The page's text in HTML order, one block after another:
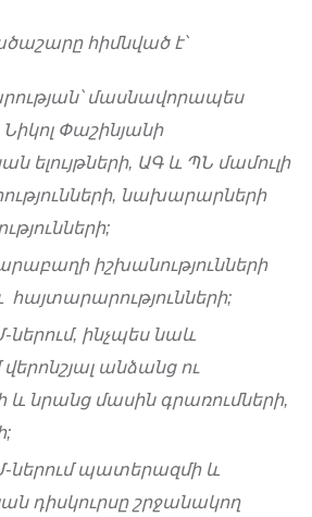
հիմնված է՝
մասնավորապես
Փաշինյանի
ելույթների, ԱԳ և ՊՆ մամուլի
նախարարների
իշխանությունների
և հայտարարությունների;
ներում, ինչպես նաև
վերոնշյալ անձանց ու
և նրանց մասին գրառումների,
ներում պատերազմի և
դիսկուրսը շրջանակող